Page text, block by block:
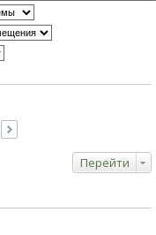
Перейти